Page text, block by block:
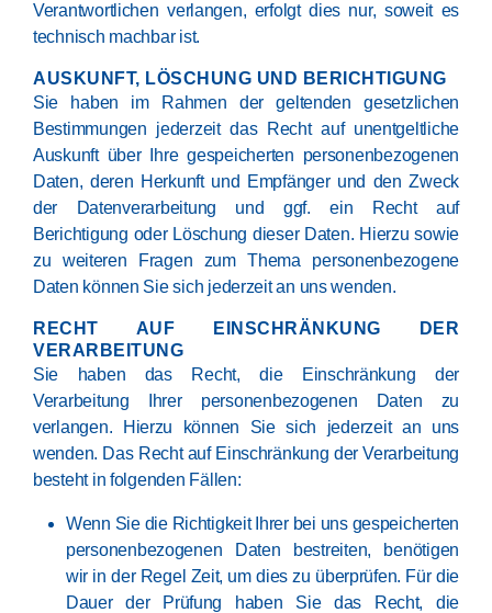
Verantwortlichen verlangen, erfolgt dies nur, soweit es
technisch machbar ist.
AUSKUNFT, LÖSCHUNG UND BERICHTIGUNG
Sie haben im Rahmen der geltenden gesetzlichen
Bestimmungen jederzeit das Recht auf unentgeltliche
Auskunft über Ihre gespeicherten personenbezogenen
Daten, deren Herkunft und Empfänger und den Zweck
der Datenverarbeitung und ggf. ein Recht auf
Berichtigung oder Löschung dieser Daten. Hierzu sowie
zu weiteren Fragen zum Thema personenbezogene
Daten können Sie sich jederzeit an uns wenden.
RECHT AUF EINSCHRÄNKUNG DER
VERARBEITUNG
Sie haben das Recht, die Einschränkung der
Verarbeitung Ihrer personenbezogenen Daten zu
verlangen. Hierzu können Sie sich jederzeit an uns
wenden. Das Recht auf Einschränkung der Verarbeitung
besteht in folgenden Fällen:
Wenn Sie die Richtigkeit Ihrer bei uns gespeicherten
personenbezogenen Daten bestreiten, benötigen
wir in der Regel Zeit, um dies zu überprüfen. Für die
Dauer der Prüfung haben Sie das Recht, die